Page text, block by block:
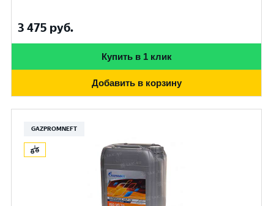
3 475 руб.
Купить в 1 клик
Добавить в корзину
GAZPROMNEFT